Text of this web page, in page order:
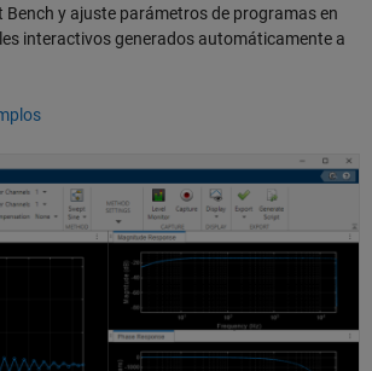
Bench y ajuste parámetros de programas en
interactivos generados automáticamente a